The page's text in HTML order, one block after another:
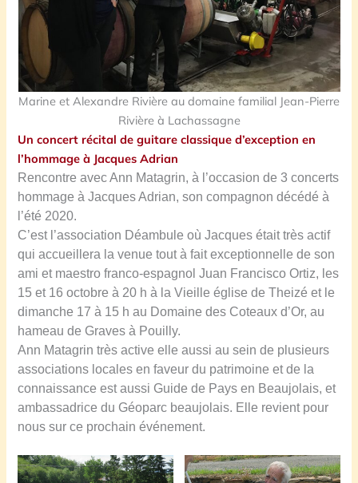
Marine et Alexandre Rivière au domaine familial Jean-Pierre
Rivière à Lachassagne
Un concert récital de guitare classique d’exception en
l’hommage à Jacques Adrian
Rencontre avec Ann Matagrin, à l’occasion de 3 concerts
hommage à Jacques Adrian, son compagnon décédé à
l’été 2020.
C’est l’association Déambule où Jacques était très actif
qui accueillera la venue tout à fait exceptionnelle de son
ami et maestro franco-espagnol Juan Francisco Ortiz, les
15 et 16 octobre à 20 h à la Vieille église de Theizé et le
dimanche 17 à 15 h au Domaine des Coteaux d’Or, au
hameau de Graves à Pouilly.
Ann Matagrin très active elle aussi au sein de plusieurs
associations locales en faveur du patrimoine et de la
connaissance est aussi Guide de Pays en Beaujolais, et
ambassadrice du Géoparc beaujolais. Elle revient pour
nous sur ce prochain événement.